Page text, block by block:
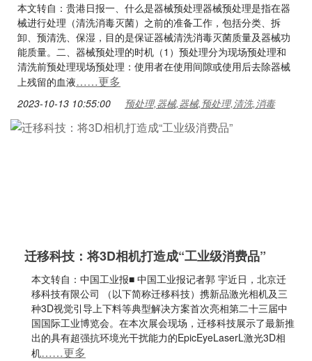
本文转自：贵港日报一、什么是器械预处理器械预处理是指在器
械进行处理（清洗消毒灭菌）之前的准备工作，包括分类、拆
卸、预清洗、保湿，目的是保证器械清洗消毒灭菌质量及器械功
能质量。二、器械预处理的时机（1）预处理分为现场预处理和
清洗前预处理现场预处理：使用者在使用间隙或使用后去除器械
上残留的血液……更多
2023-10-13 10:55:00 预处理,器械,器械,预处理,清洗,消毒
迁移科技：将3D相机打造成“工业级消费品”
本文转自：中国工业报■ 中国工业报记者郭 宇近日，北京迁
移科技有限公司 （以下简称迁移科技）携新品激光相机及三
种3D视觉引导上下料等典型解决方案首次亮相第二十三届中
国国际工业博览会。在本次展会现场，迁移科技展示了最新推
出的具有超强抗环境光干扰能力的EpicEyeLaserL激光3D相
机……更多